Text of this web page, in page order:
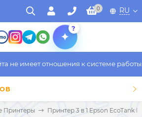
0 RU
?
имеет отношения к системе работы
Принтеры Принтер 3 в 1 Epson EcoTank